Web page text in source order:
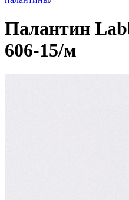
Палантин
606-15/м